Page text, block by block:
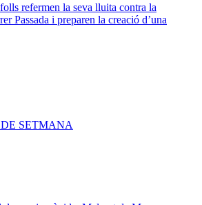
refermen la seva lluita contra la
Passada i preparen la creació d’una
DE SETMANA